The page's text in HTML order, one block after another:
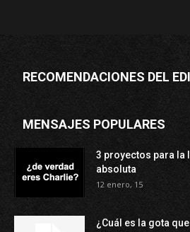
RECOMENDACIONES DEL
MENSAJES POPULARES
3 proyectos para la
absoluta
12 enero, 15
¿Cuál es la gota